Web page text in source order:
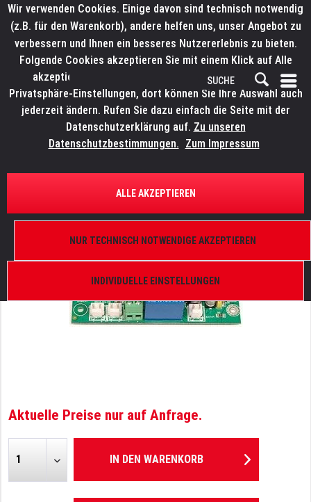
ÜBERSICHT ERSATZTEILE
ELATION 9900005413
Aktuelle Preise nur auf Anfrage.
IN DEN WARENKORB
Wir verwenden Cookies. Einige davon sind technisch notwendig
(z.B. für den Warenkorb), andere helfen uns, unser Angebot zu
verbessern und Ihnen ein besseres Nutzererlebnis zu bieten.
Folgende Cookies akzeptieren Sie mit einem Klick auf Alle
akzeptieren. Weitere Informationen finden Sie in den
Privatsphäre-Einstellungen, dort können Sie Ihre Auswahl auch
jederzeit ändern. Rufen Sie dazu einfach die Seite mit der
Datenschutzerklärung auf. Zu unseren
Datenschutzbestimmungen. Zum Impressum
INDIVIDUELLE EINSTELLUNGEN
NUR TECHNISCH NOTWENDIGE AKZEPTIEREN
ALLE AKZEPTIEREN